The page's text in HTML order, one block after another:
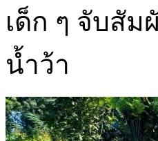
เด็ก ๆ จับสั
น้ำว้า